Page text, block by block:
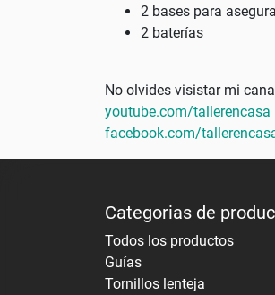
2 bases para
2 baterías
No olvides visistar mi
youtube.com/tallerencasa
facebook.com/
Categorias de
Todos los productos
Guías
Tornillos lenteja